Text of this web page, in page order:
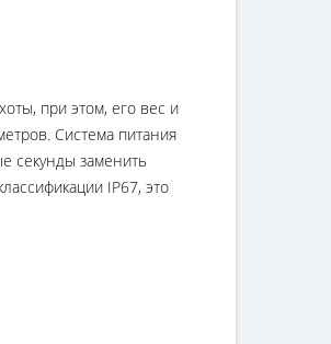
при этом, его вес и
Система питания
секунды заменить
IP67, это